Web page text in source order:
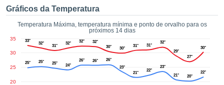
que as
a este
Gráficos da Temperatura
Temperatura Máxima, temperatura mínima e ponto de orvalho para os
próximos 14 dias
20
25
30
35 33°
32°
31°
32° 32°
32°
30°
30°
31° 31°
32°
29°
27°
30°
25° 25° 25° 24°
26° 26°
26°
23°
21°
22°
23°
21°
20°
22°